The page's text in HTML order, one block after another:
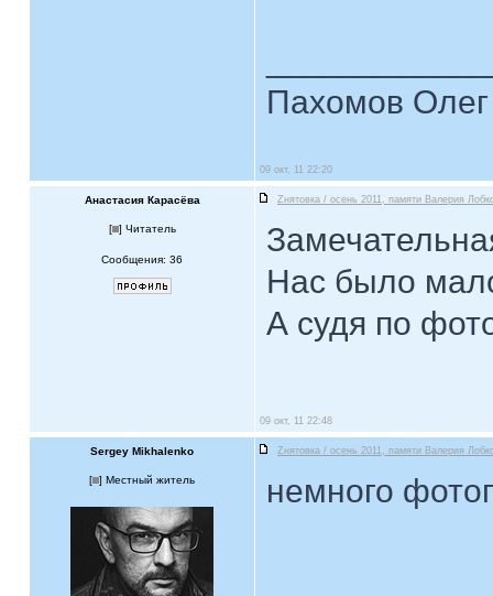
Пахомов
09 окт, 11 22:20
Анастасия Карасёва Zнятовка / осень 2011, памяти Валерия
[ ] Читатель
Сообщения: 36
Нас было
А судя по
09 окт, 11 22:48
Sergey Mikhalenko Zнятовка / осень 2011, памяти Валерия
[ ] Местный житель немного